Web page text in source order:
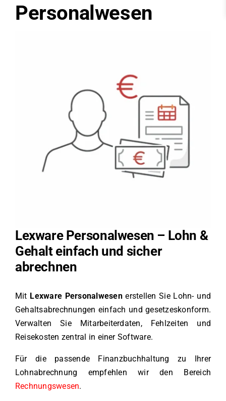
Personalwesen
Lexware Personalwesen – Lohn &
Gehalt einfach und sicher
abrechnen
Mit Lexware Personalwesenerstellen Sie Lohn- und
Gehaltsabrechnungen einfach und gesetzeskonform.
Verwalten Sie Mitarbeiterdaten, Fehlzeiten und
Reisekosten zentral in einer Software.
Für die passende Finanzbuchhaltung zu Ihrer
Lohnabrechnung empfehlen wir den Bereich
Rechnungswesen.